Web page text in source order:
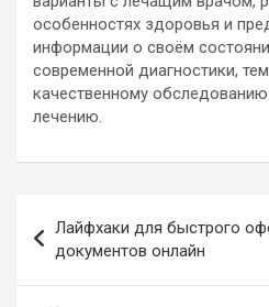
особенностях здоровья и
информации о своём
современной диагностики,
качественному
лечению.
по
записям
Лайфхаки для быстрого
документов онлайн